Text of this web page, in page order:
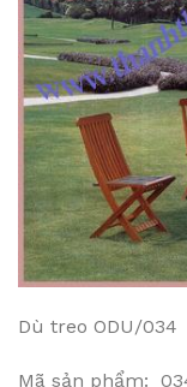
Dù treo ODU/034
Mã sản phẩm: